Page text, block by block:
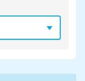
年 3月